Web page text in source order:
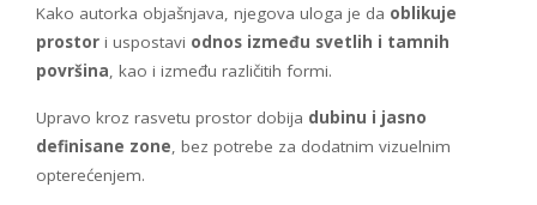
Kako autorka objašnjava, njegova uloga je da oblikuje
prostor i uspostavi odnos između svetlih i tamnih
površina, kao i između različitih formi.
Upravo kroz rasvetu prostor dobija dubinu i jasno
definisane zone, bez potrebe za dodatnim vizuelnim
opterećenjem.